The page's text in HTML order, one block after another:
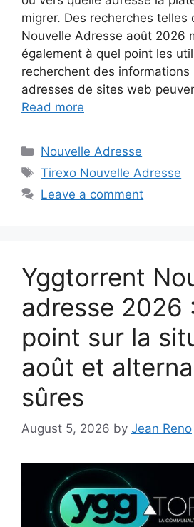
migrer. Des recherches telles
Nouvelle Adresse août 2026
également à quel point les
recherchent des informations
adresses de sites web
Read more
Categories
Nouvelle Adresse
Tags
Tirexo Nouvelle Adresse
Leave a comment
Yggtorrent
adresse 2026
point sur la
août et
sûres
August 5, 2026 by Jean Reno